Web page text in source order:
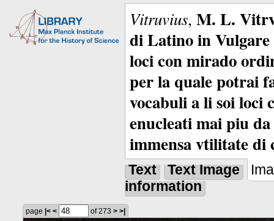
Vitruvius, M. L.
di Latino in Vulgare
loci con mirado
per la quale potrai
vocabuli a li soi loci
enucleati mai piu
immensa vtilitate di
Text Text Image
information
page |< < of 273 > >|